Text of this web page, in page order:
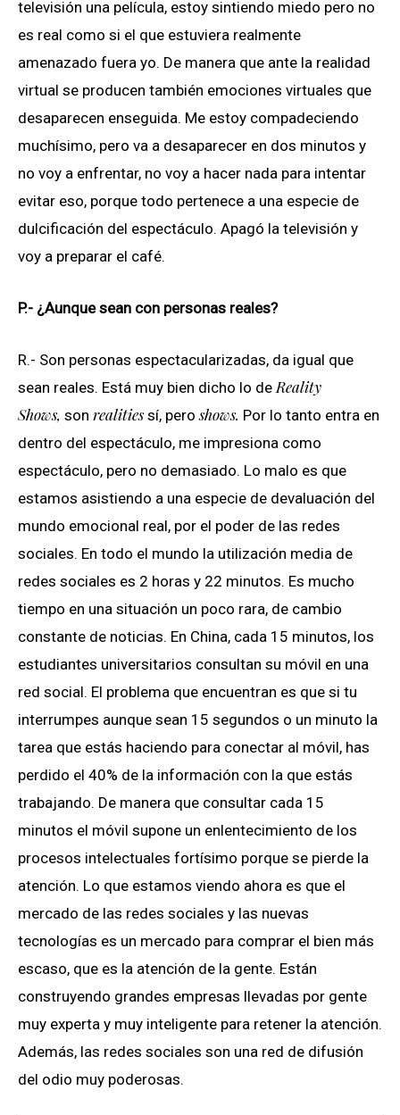
televisión una película, estoy sintiendo miedo pero no
es real como si el que estuviera realmente
amenazado fuera yo. De manera que ante la realidad
virtual se producen también emociones virtuales que
desaparecen enseguida. Me estoy compadeciendo
muchísimo, pero va a desaparecer en dos minutos y
no voy a enfrentar, no voy a hacer nada para intentar
evitar eso, porque todo pertenece a una especie de
dulcificación del espectáculo. Apagó la televisión y
voy a preparar el café.
P.- ¿Aunque sean con personas reales?
R.- Son personas espectacularizadas, da igual que
sean reales. Está muy bien dicho lo de Reality
Shows, son realitiessí, peroshows. Por lo tanto entra en
dentro del espectáculo, me impresiona como
espectáculo, pero no demasiado. Lo malo es que
estamos asistiendo a una especie de devaluación del
mundo emocional real, por el poder de las redes
sociales. En todo el mundo la utilización media de
redes sociales es 2 horas y 22 minutos. Es mucho
tiempo en una situación un poco rara, de cambio
constante de noticias. En China, cada 15 minutos, los
estudiantes universitarios consultan su móvil en una
red social. El problema que encuentran es que si tu
interrumpes aunque sean 15 segundos o un minuto la
tarea que estás haciendo para conectar al móvil, has
perdido el 40% de la información con la que estás
trabajando. De manera que consultar cada 15
minutos el móvil supone un enlentecimiento de los
procesos intelectuales fortísimo porque se pierde la
atención. Lo que estamos viendo ahora es que el
mercado de las redes sociales y las nuevas
tecnologías es un mercado para comprar el bien más
escaso, que es la atención de la gente. Están
construyendo grandes empresas llevadas por gente
muy experta y muy inteligente para retener la atención.
Además, las redes sociales son una red de difusión
del odio muy poderosas.